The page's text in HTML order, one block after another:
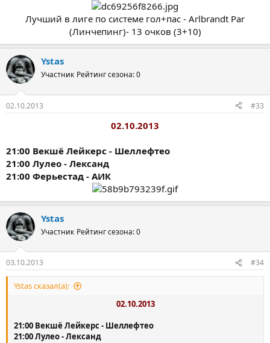
Лучший в лиге по системе гол+пас - Arlbrandt Par
(Линчепинг)- 13 очков (3+10)​
Ystas
Участник Рейтинг сезона: 0
02.10.2013 #33
02.10.2013
21:00 Векшё Лейкерс - Шеллефтео
21:00 Лулео - Лександ
21:00 Ферьестад - АИК
Ystas
Участник Рейтинг сезона: 0
03.10.2013 #34
Ystas сказал(а):
02.10.2013
21:00 Векшё Лейкерс - Шеллефтео
21:00 Лулео - Лександ